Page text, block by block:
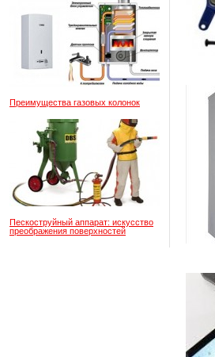
Преимущества газовых колонок
Пескоструйный аппарат: искусство
преображения поверхностей